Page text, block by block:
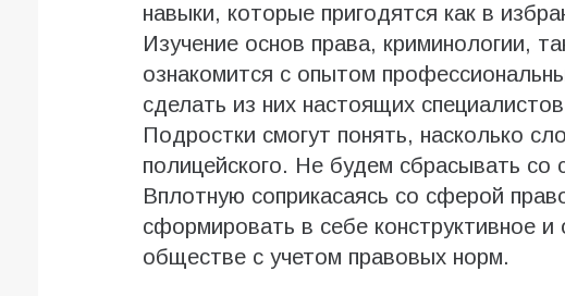
навыки, которые пригодятся как в
Изучение основ права, криминологии,
ознакомится с опытом
сделать из них настоящих
Подростки смогут понять, насколько
полицейского. Не будем сбрасывать со
Вплотную соприкасаясь со сферой
сформировать в себе конструктивное и
обществе с учетом правовых норм.